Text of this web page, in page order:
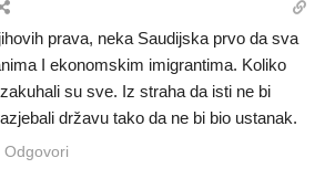
prava, neka Saudijska prvo da sva
I ekonomskim imigrantima. Koliko
su sve. Iz straha da isti ne bi
državu tako da ne bi bio ustanak.
Odgovori